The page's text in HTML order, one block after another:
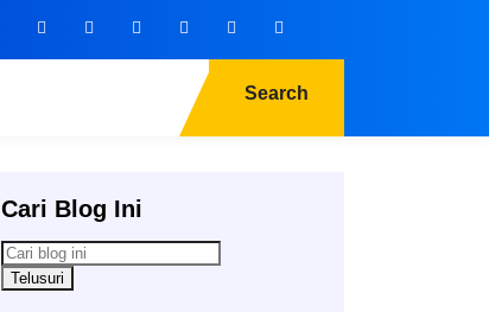
Search
Cari Blog Ini